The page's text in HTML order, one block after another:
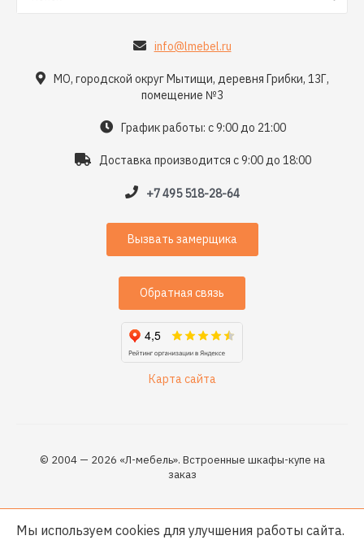
info@lmebel.ru
МО, городской округ Мытищи, деревня Грибки, 13Г,
помещение №3
График работы: с 9:00 до 21:00
Доставка производится с 9:00 до 18:00
+7 495 518-28-64
Вызвать замерщика
Обратная связь
Карта сайта
© 2004 — 2026 «Л-мебель». Встроенные шкафы-купе на
заказ
Мы используем cookies для улучшения работы сайта.